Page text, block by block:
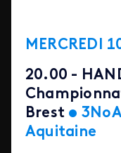
MERCREDI
20.00 -
Brest •
Aquitaine